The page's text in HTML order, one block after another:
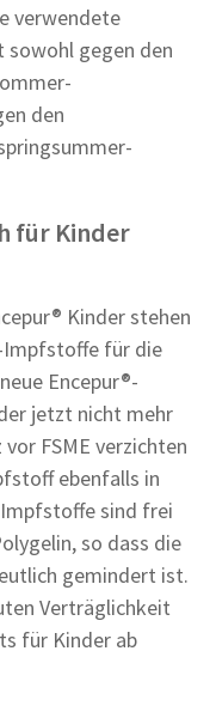
verwendete
gegen den
den
für Kinder
Kinder stehen
Impfstoffe für die
Encepur®-
jetzt nicht mehr
FSME verzichten
ebenfalls in
sind frei
so dass die
gemindert ist.
Verträglichkeit
für Kinder ab